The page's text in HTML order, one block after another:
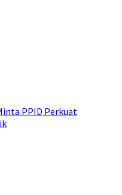
PPID Perkuat